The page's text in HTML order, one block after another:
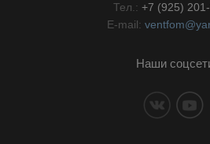
Тел.: +7 (925)
E-mail:
Наши